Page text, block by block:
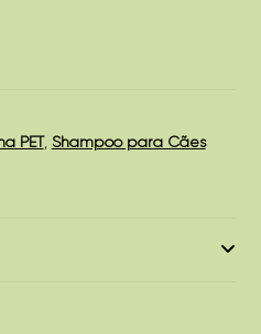
PET, Shampoo para Cães